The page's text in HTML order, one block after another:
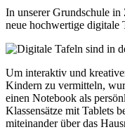
In unserer Grundschule
neue hochwertige digitale
Um interaktiv und
Kindern zu vermitteln,
einen Notebook als
Klassensätze mit Tablets
miteinander über das